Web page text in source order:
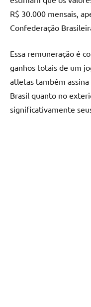
R$ 30.000 mensais,
Confederação
Essa remuneração é
ganhos totais de um
atletas também
Brasil quanto no
significativamente